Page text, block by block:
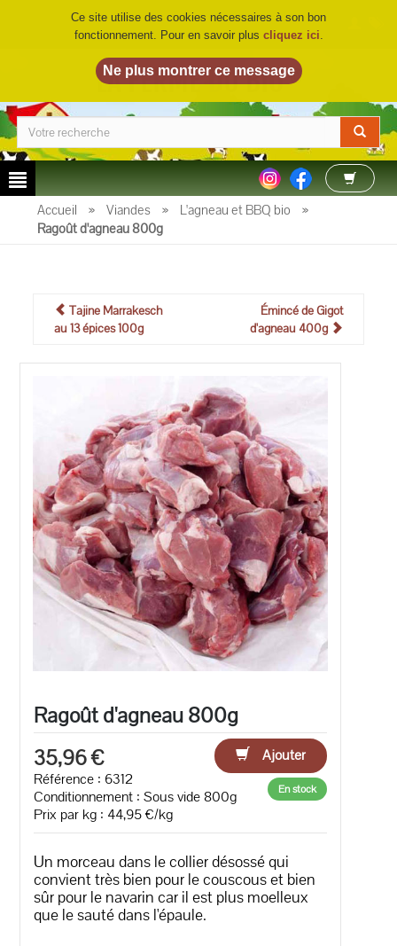
LA FERME DU BIO©
Accueil » Viandes » L'agneau et BBQ bio
»
Ragoût d'agneau 800g
Tajine Marrakesch
au 13 épices 100g
Émincé de Gigot
d'agneau 400g
Ragoût d'agneau 800g
35,96 €
Ajouter
Référence : 6312
Conditionnement : Sous vide 800g
Prix par kg : 44,95 €/kg
En stock
Un morceau dans le collier désossé qui
convient très bien pour le couscous et bien
sûr pour le navarin car il est plus moelleux
que le sauté dans l'épaule.
Ce site utilise des cookies nécessaires à son bon
fonctionnement. Pour en savoir plus cliquez ici.